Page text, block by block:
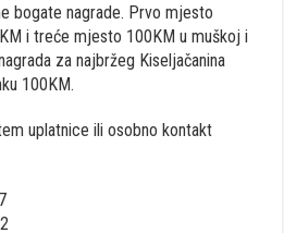
bogate nagrade. Prvo mjesto
i treće mjesto 100KM u muškoj i
za najbržeg Kiseljačanina
100KM.
uplatnice ili osobno kontakt